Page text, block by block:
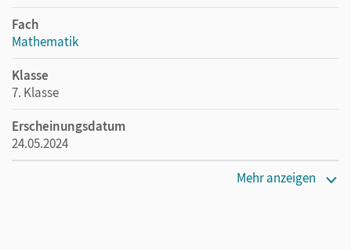
Fach
Mathematik
Klasse
7. Klasse
Erscheinungsdatum
24.05.2024
Mehr anzeigen